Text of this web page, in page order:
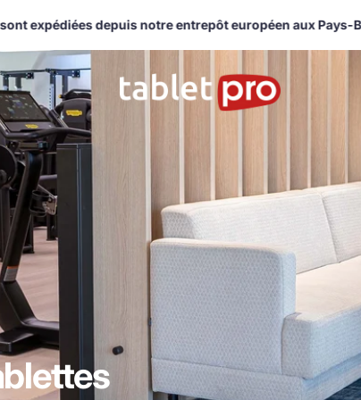
depuis notre entrepôt européen aux Pays-Bas !